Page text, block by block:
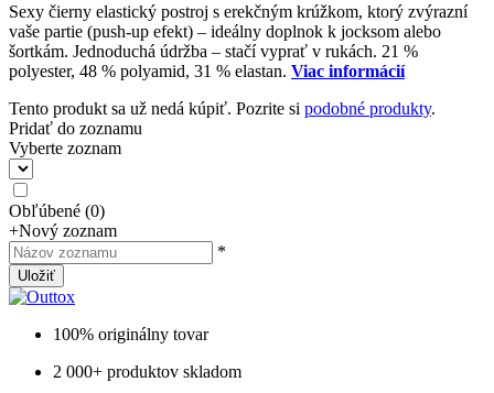
Sexy čierny elastický postroj s erekčným krúžkom, ktorý zvýrazní
vaše partie (push-up efekt) – ideálny doplnok k jocksom alebo
šortkám. Jednoduchá údržba – stačí vyprať v rukách. 21 %
polyester, 48 % polyamid, 31 % elastan. Viac informácií
Tento produkt sa už nedá kúpiť. Pozrite si podobné produkty.
Pridať do zoznamu
Vyberte zoznam
Obľúbené (0)
+Nový zoznam
*
Uložiť
100% originálny tovar
2 000+ produktov skladom